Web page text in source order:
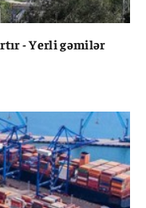
- Yerli gəmilər